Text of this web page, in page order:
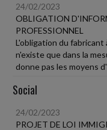
24/02/2023
OBLIGATION
PROFESSIONNEL
L'obligation du
n'existe que dans la
donne pas les moyens
Social
24/02/2023
PROJET DE LOI